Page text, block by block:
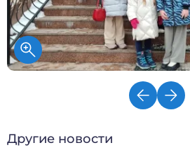
Другие новости